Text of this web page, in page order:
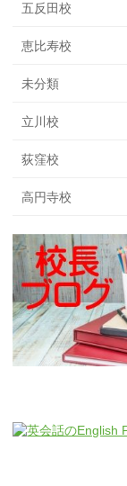
五反田校
恵比寿校
未分類
立川校
荻窪校
高円寺校